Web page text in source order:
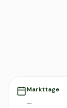
Markttage
—